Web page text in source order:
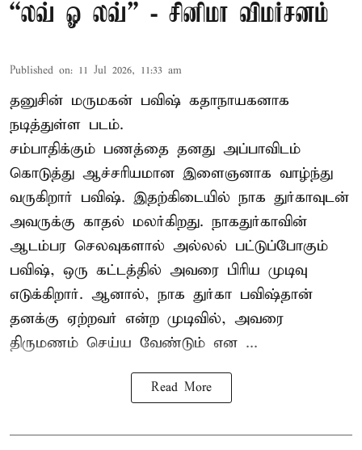
“லவ் ஓ லவ்” - சினிமா விமர்சனம்
Published on: 11 Jul 2026, 11:33 am
தனுசின் மருமகன் பவிஷ் கதாநாயகனாக
நடித்துள்ள படம்.
சம்பாதிக்கும் பணத்தை தனது அப்பாவிடம்
கொடுத்து ஆச்சரியமான இளைஞனாக வாழ்ந்து
வருகிறார் பவிஷ். இதற்கிடையில் நாக துர்காவுடன்
அவருக்கு காதல் மலர்கிறது. நாகதுர்காவின்
ஆடம்பர செலவுகளால் அல்லல் பட்டுப்போகும்
பவிஷ், ஒரு கட்டத்தில் அவரை பிரிய முடிவு
எடுக்கிறார். ஆனால், நாக துர்கா பவிஷ்தான்
தனக்கு ஏற்றவர் என்ற முடிவில், அவரை
திருமணம் செய்ய வேண்டும் என ...
Read More